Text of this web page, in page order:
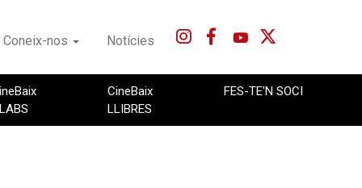
Coneix-nos Notícies
CineBaix
LLIBRES
FES-TE'N SOCI